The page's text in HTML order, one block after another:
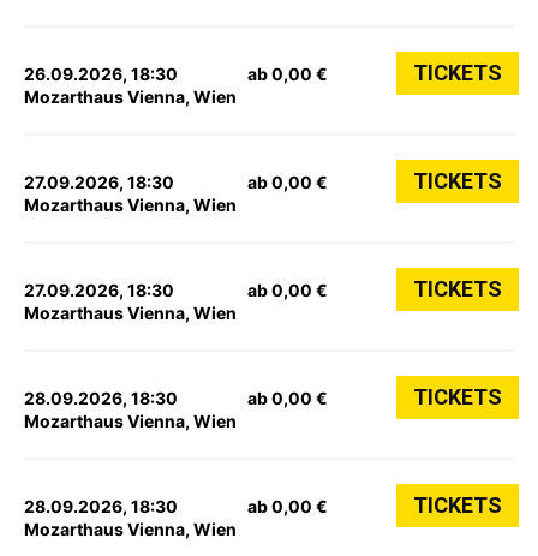
26.09.2026, 18:30
Mozarthaus Vienna, Wien
ab 0,00 € TICKETS
27.09.2026, 18:30
Mozarthaus Vienna, Wien
ab 0,00 € TICKETS
27.09.2026, 18:30
Mozarthaus Vienna, Wien
ab 0,00 € TICKETS
28.09.2026, 18:30
Mozarthaus Vienna, Wien
ab 0,00 € TICKETS
28.09.2026, 18:30
Mozarthaus Vienna, Wien
ab 0,00 € TICKETS